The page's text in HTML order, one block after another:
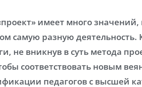
имеет много
самую разную деятельность.
не вникнув в суть метода
соответствовать новым
педагогов с высшей